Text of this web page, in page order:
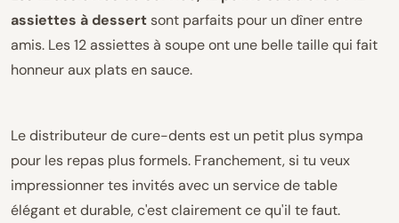
assiettes à dessertsont parfaits pour un dîner entre
amis. Les 12 assiettes à soupe ont une belle taille qui fait
honneur aux plats en sauce.
Le distributeur de cure-dents est un petit plus sympa
pour les repas plus formels. Franchement, si tu veux
impressionner tes invités avec un service de table
élégant et durable, c'est clairement ce qu'il te faut.